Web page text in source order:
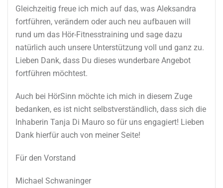
Gleichzeitig freue ich mich auf das, was Aleksandra
fortführen, verändern oder auch neu aufbauen will
rund um das Hör-Fitnesstraining und sage dazu
natürlich auch unsere Unterstützung voll und ganz zu.
Lieben Dank, dass Du dieses wunderbare Angebot
fortführen möchtest.
Auch bei HörSinn möchte ich mich in diesem Zuge
bedanken, es ist nicht selbstverständlich, dass sich die
Inhaberin Tanja Di Mauro so für uns engagiert! Lieben
Dank hierfür auch von meiner Seite!
Für den Vorstand
Michael Schwaninger